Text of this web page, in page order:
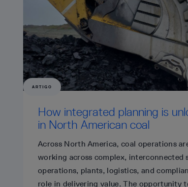
ARTIGO
How integrated planning is
in North American coal
Across North America, coal operations
working across complex, interconnected
operations, plants, logistics, and
role in delivering value. The opportunity